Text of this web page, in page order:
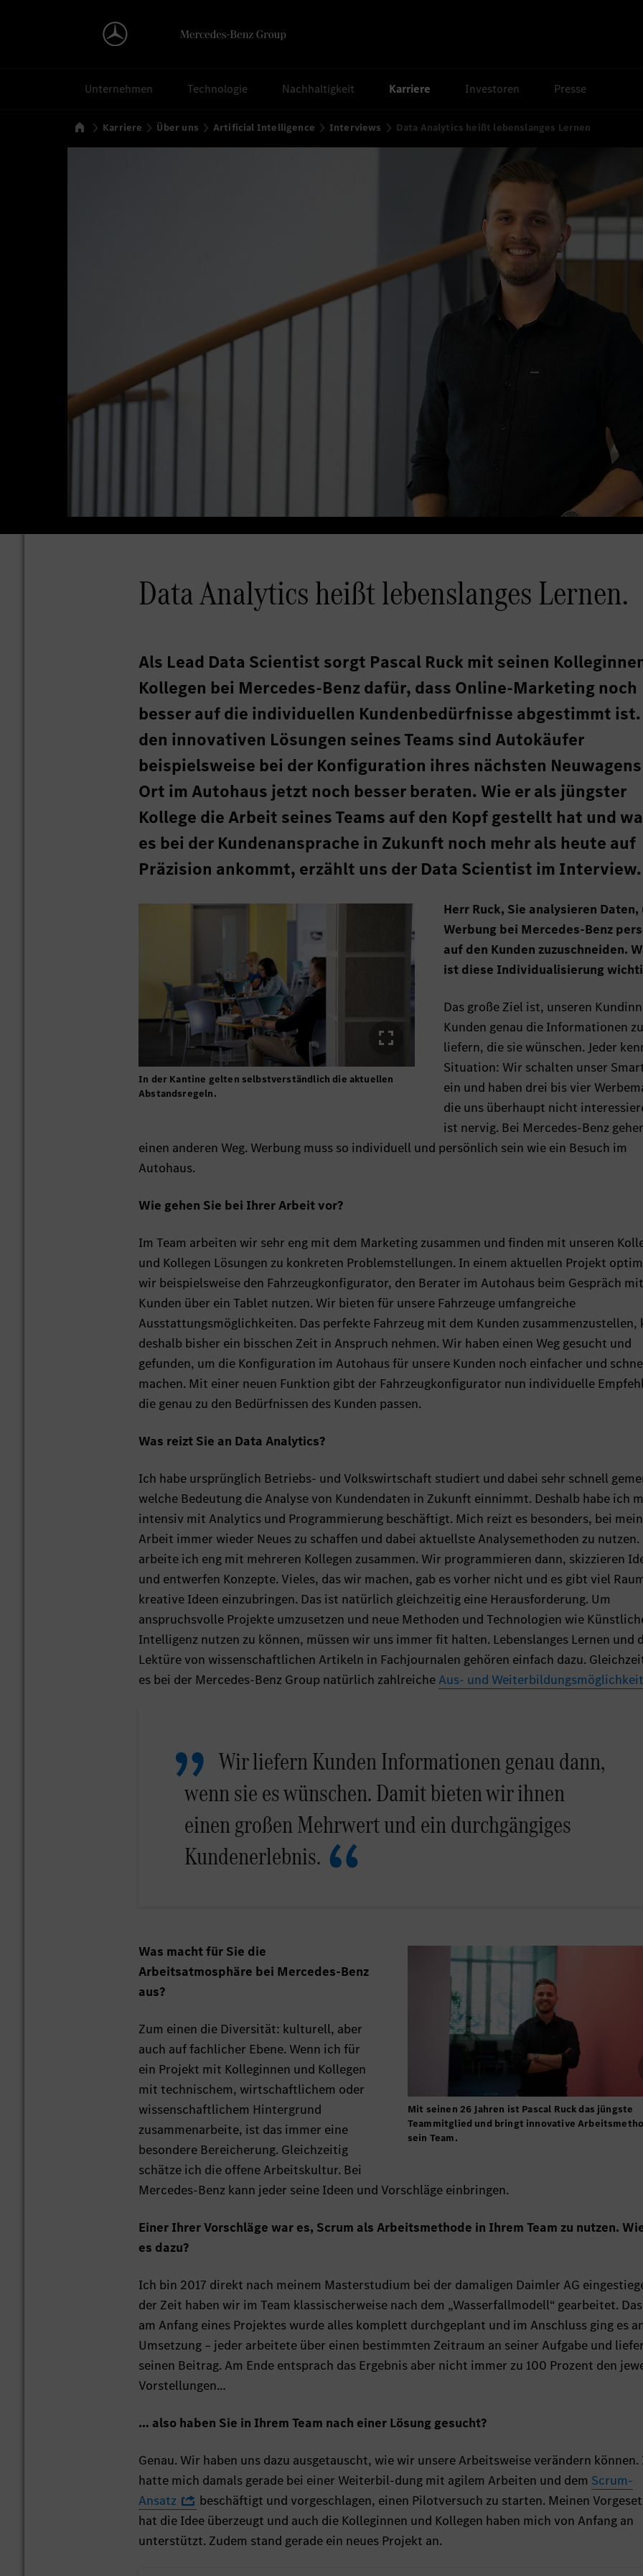
Unternehmen Technologie Nachhaltigkeit Karriere Investoren Presse
Startseite
Karriere Über uns Artificial Intelligence Interviews Data Analytics heißt lebenslanges Lernen
Data Analytics heißt lebenslanges Lernen.
Als Lead Data Scientist sorgt Pascal Ruck mit seinen
Kollegen bei Mercedes-Benz dafür, dass Online-Marketing noch
besser auf die individuellen Kundenbedürfnisse abgestimmt
den innovativen Lösungen seines Teams sind Autokäufer
beispielsweise bei der Konfiguration ihres nächsten
Ort im Autohaus jetzt noch besser beraten. Wie er als jüngster
Kollege die Arbeit seines Teams auf den Kopf gestellt hat und
es bei der Kundenansprache in Zukunft noch mehr als heute auf
Präzision ankommt, erzählt uns der Data Scientist im Interview.
In der Kantine gelten selbstverständlich die aktuellen
Abstandsregeln.
Herr Ruck, Sie analysieren Daten,
Werbung bei Mercedes-Benz
auf den Kunden zuzuschneiden.
ist diese Individualisierung
Das große Ziel ist, unseren
Kunden genau die Informationen zu
liefern, die sie wünschen. Jeder
Situation: Wir schalten unser
ein und haben drei bis vier
die uns überhaupt nicht
ist nervig. Bei Mercedes-Benz
einen anderen Weg. Werbung muss so individuell und persönlich sein wie ein Besuch im
Autohaus.
Wie gehen Sie bei Ihrer Arbeit vor?
Im Team arbeiten wir sehr eng mit dem Marketing zusammen und finden mit unseren
und Kollegen Lösungen zu konkreten Problemstellungen. In einem aktuellen Projekt
wir beispielsweise den Fahrzeugkonfigurator, den Berater im Autohaus beim Gespräch mit
Kunden über ein Tablet nutzen. Wir bieten für unsere Fahrzeuge umfangreiche
Ausstattungsmöglichkeiten. Das perfekte Fahrzeug mit dem Kunden zusammenzustellen,
deshalb bisher ein bisschen Zeit in Anspruch nehmen. Wir haben einen Weg gesucht und
gefunden, um die Konfiguration im Autohaus für unsere Kunden noch einfacher und
machen. Mit einer neuen Funktion gibt der Fahrzeugkonfigurator nun individuelle
die genau zu den Bedürfnissen des Kunden passen.
Was reizt Sie an Data Analytics?
Ich habe ursprünglich Betriebs- und Volkswirtschaft studiert und dabei sehr schnell
welche Bedeutung die Analyse von Kundendaten in Zukunft einnimmt. Deshalb habe ich
intensiv mit Analytics und Programmierung beschäftigt. Mich reizt es besonders, bei
Arbeit immer wieder Neues zu schaffen und dabei aktuellste Analysemethoden zu nutzen.
arbeite ich eng mit mehreren Kollegen zusammen. Wir programmieren dann, skizzieren
und entwerfen Konzepte. Vieles, das wir machen, gab es vorher nicht und es gibt viel
kreative Ideen einzubringen. Das ist natürlich gleichzeitig eine Herausforderung. Um
anspruchsvolle Projekte umzusetzen und neue Methoden und Technologien wie
Intelligenz nutzen zu können, müssen wir uns immer fit halten. Lebenslanges Lernen und
Lektüre von wissenschaftlichen Artikeln in Fachjournalen gehören einfach dazu.
es bei der Mercedes-Benz Group natürlich zahlreicheAus- und
Wir liefern Kunden Informationen genau dann,
wenn sie es wünschen. Damit bieten wir ihnen
einen großen Mehrwert und ein durchgängiges
Kundenerlebnis.
Mit seinen 26 Jahren ist Pascal Ruck das jüngste
Teammitglied und bringt innovative
sein Team.
Was macht für Sie die
Arbeitsatmosphäre bei Mercedes-Benz
aus?
Zum einen die Diversität: kulturell, aber
auch auf fachlicher Ebene. Wenn ich für
ein Projekt mit Kolleginnen und Kollegen
mit technischem, wirtschaftlichem oder
wissenschaftlichem Hintergrund
zusammenarbeite, ist das immer eine
besondere Bereicherung. Gleichzeitig
schätze ich die offene Arbeitskultur. Bei
Mercedes-Benz kann jeder seine Ideen und Vorschläge einbringen.
Einer Ihrer Vorschläge war es, Scrum als Arbeitsmethode in Ihrem Team zu nutzen.
es dazu?
Ich bin 2017 direkt nach meinem Masterstudium bei der damaligen Daimler AG
der Zeit haben wir im Team klassischerweise nach dem „Wasserfallmodell“ gearbeitet.
am Anfang eines Projektes wurde alles komplett durchgeplant und im Anschluss ging es
Umsetzung – jeder arbeitete über einen bestimmten Zeitraum an seiner Aufgabe und
seinen Beitrag. Am Ende entsprach das Ergebnis aber nicht immer zu 100 Prozent den
Vorstellungen…
… also haben Sie in Ihrem Team nach einer Lösung gesucht?
Genau. Wir haben uns dazu ausgetauscht, wie wir unsere Arbeitsweise verändern können.
hatte mich damals gerade bei einer Weiterbil-dung mit agilem Arbeiten und dem Scrum-
Ansatz
beschäftigt und vorgeschlagen, einen Pilotversuch zu starten. Meinen
hat die Idee überzeugt und auch die Kolleginnen und Kollegen haben mich von Anfang an
unterstützt. Zudem stand gerade ein neues Projekt an.